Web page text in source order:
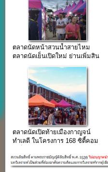
ตลาดนัดหน้าสวนน้ำสายไหม
ตลาดนัดเย็นเปิดใหม่ ย่านเพิ่มสิน
ตลาดนัดเปิดท้ายเมืองกาญจน์
ทำเลดี ในโครงการ 168 ซิตี้คอม